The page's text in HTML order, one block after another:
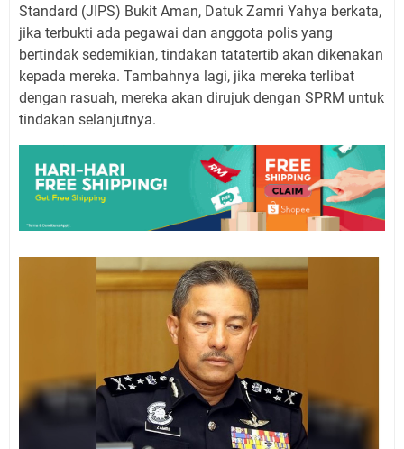
Standard (JIPS) Bukit Aman, Datuk Zamri Yahya berkata,
jika terbukti ada pegawai dan anggota polis yang
bertindak sedemikian, tindakan tatatertib akan dikenakan
kepada mereka. Tambahnya lagi, jika mereka terlibat
dengan rasuah, mereka akan dirujuk dengan SPRM untuk
tindakan selanjutnya.